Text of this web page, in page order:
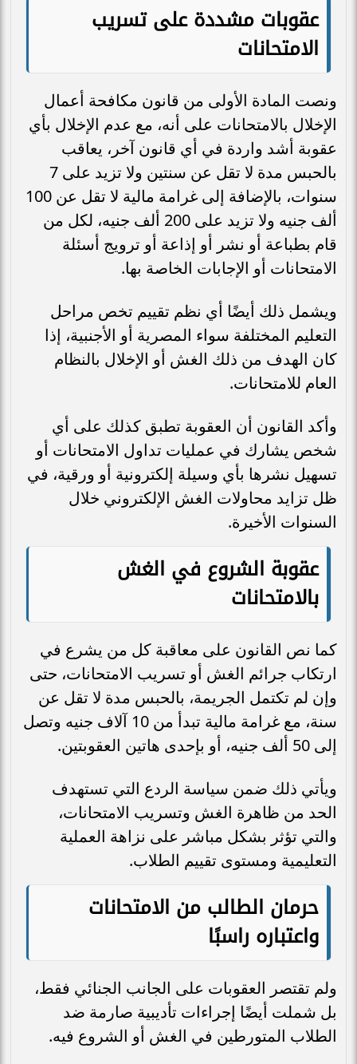
عقوبات مشددة على تسريب
الامتحانات
ونصت المادة الأولى من قانون مكافحة أعمال
الإخلال بالامتحانات على أنه، مع عدم الإخلال بأي
عقوبة أشد واردة في أي قانون آخر، يعاقب
بالحبس مدة لا تقل عن سنتين ولا تزيد على 7
سنوات، بالإضافة إلى غرامة مالية لا تقل عن 100
ألف جنيه ولا تزيد على 200 ألف جنيه، لكل من
قام بطباعة أو نشر أو إذاعة أو ترويج أسئلة
الامتحانات أو الإجابات الخاصة بها.
ويشمل ذلك أيضًا أي نظم تقييم تخص مراحل
التعليم المختلفة سواء المصرية أو الأجنبية، إذا
كان الهدف من ذلك الغش أو الإخلال بالنظام
العام للامتحانات.
وأكد القانون أن العقوبة تطبق كذلك على أي
شخص يشارك في عمليات تداول الامتحانات أو
تسهيل نشرها بأي وسيلة إلكترونية أو ورقية، في
ظل تزايد محاولات الغش الإلكتروني خلال
السنوات الأخيرة.
عقوبة الشروع في الغش
بالامتحانات
كما نص القانون على معاقبة كل من يشرع في
ارتكاب جرائم الغش أو تسريب الامتحانات، حتى
وإن لم تكتمل الجريمة، بالحبس مدة لا تقل عن
سنة، مع غرامة مالية تبدأ من 10 آلاف جنيه وتصل
إلى 50 ألف جنيه، أو بإحدى هاتين العقوبتين.
ويأتي ذلك ضمن سياسة الردع التي تستهدف
الحد من ظاهرة الغش وتسريب الامتحانات،
والتي تؤثر بشكل مباشر على نزاهة العملية
التعليمية ومستوى تقييم الطلاب.
حرمان الطالب من الامتحانات
واعتباره راسبًا
ولم تقتصر العقوبات على الجانب الجنائي فقط،
بل شملت أيضًا إجراءات تأديبية صارمة ضد
الطلاب المتورطين في الغش أو الشروع فيه.